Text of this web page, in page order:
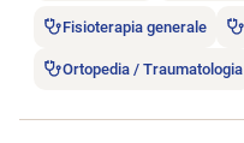
Fisioterapia generale
Ortopedia / Traumatologia